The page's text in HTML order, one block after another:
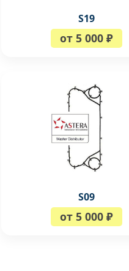
S19
от 5 000 ₽
S09
от 5 000 ₽